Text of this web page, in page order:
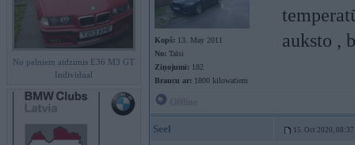
No pelniem atdzimis E36 M3 GT
Individual
Kopš: 13. May 2011
No: Talsi
Ziņojumi: 182
Braucu ar: 1800 kilowatiem
auksto ,
Seel 15. Oct 2020, 08:37